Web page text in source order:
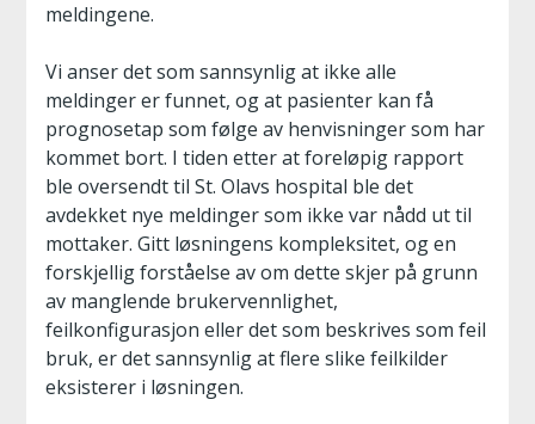
meldingene.
Vi anser det som sannsynlig at ikke alle
meldinger er funnet, og at pasienter kan få
prognosetap som følge av henvisninger som har
kommet bort. I tiden etter at foreløpig rapport
ble oversendt til St. Olavs hospital ble det
avdekket nye meldinger som ikke var nådd ut til
mottaker. Gitt løsningens kompleksitet, og en
forskjellig forståelse av om dette skjer på grunn
av manglende brukervennlighet,
feilkonfigurasjon eller det som beskrives som feil
bruk, er det sannsynlig at flere slike feilkilder
eksisterer i løsningen.